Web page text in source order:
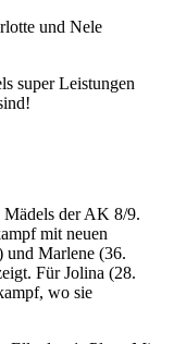
und Nele
super Leistungen
Mädels der AK 8/9.
mit neuen
und Marlene (36.
Für Jolina (28.
wo sie